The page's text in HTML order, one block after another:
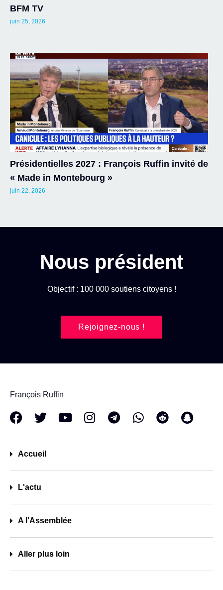
BFM TV
juin 25, 2026
Présidentielles 2027 : François Ruffin invité de
« Made in Montebourg »
juin 22, 2026
Nous président
Objectif : 100 000 soutiens citoyens !
Rejoignez-nous !
François Ruffin
Accueil
L'actu
A l'Assemblée
Aller plus loin